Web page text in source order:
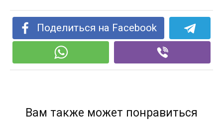
Поделиться на Facebook
Вам также может понравиться